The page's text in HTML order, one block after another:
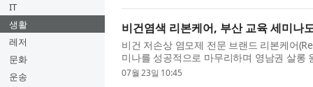
IT
생활
레저
문화
운송
비건염색 리본케어, 부산 교육 세미나
비건 저손상 염모제 전문 브랜드 리본케어
미나를 성공적으로 마무리하며 영남권 살롱
미나 역시 교육 기회가 부족했던 지방 ...
07월 23일 10:45